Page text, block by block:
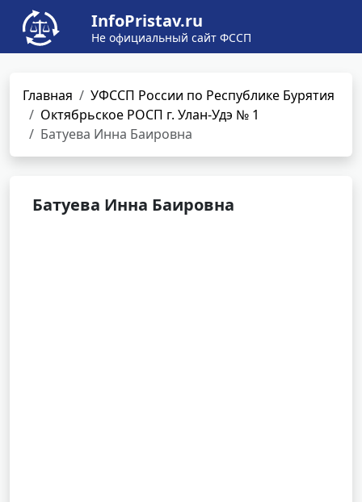
InfoPristav.ru
Не официальный сайт ФССП
Главная
УФССП России по Республике Бурятия
Октябрьское РОСП г. Улан-Удэ № 1
Батуева Инна Баировна
Батуева Инна Баировна